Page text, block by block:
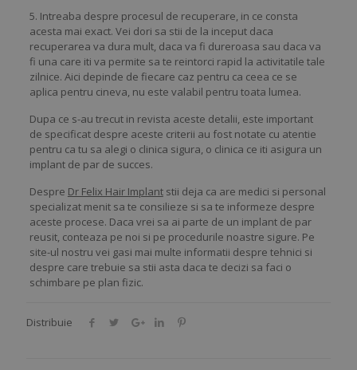
5. Intreaba despre procesul de recuperare, in ce consta
acesta mai exact. Vei dori sa stii de la inceput daca
recuperarea va dura mult, daca va fi dureroasa sau daca va
fi una care iti va permite sa te reintorci rapid la activitatile tale
zilnice. Aici depinde de fiecare caz pentru ca ceea ce se
aplica pentru cineva, nu este valabil pentru toata lumea.
Dupa ce s-au trecut in revista aceste detalii, este important
de specificat despre aceste criterii au fost notate cu atentie
pentru ca tu sa alegi o clinica sigura, o clinica ce iti asigura un
implant de par de succes.
Despre Dr Felix Hair Implantstii deja ca are medici si personal
specializat menit sa te consilieze si sa te informeze despre
aceste procese. Daca vrei sa ai parte de un implant de par
reusit, conteaza pe noi si pe procedurile noastre sigure. Pe
site-ul nostru vei gasi mai multe informatii despre tehnici si
despre care trebuie sa stii asta daca te decizi sa faci o
schimbare pe plan fizic.
Distribuie